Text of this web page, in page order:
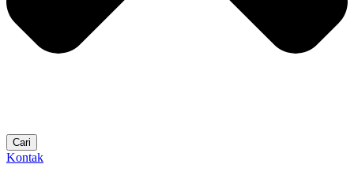
Cari
Kontak